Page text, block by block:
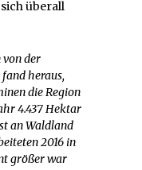
überall
von der
heraus,
die Region
4.437 Hektar
an Waldland
2016 in
größer war